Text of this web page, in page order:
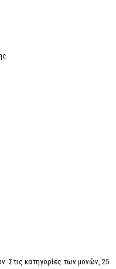
Στις κατηγορίες των μονών, 25